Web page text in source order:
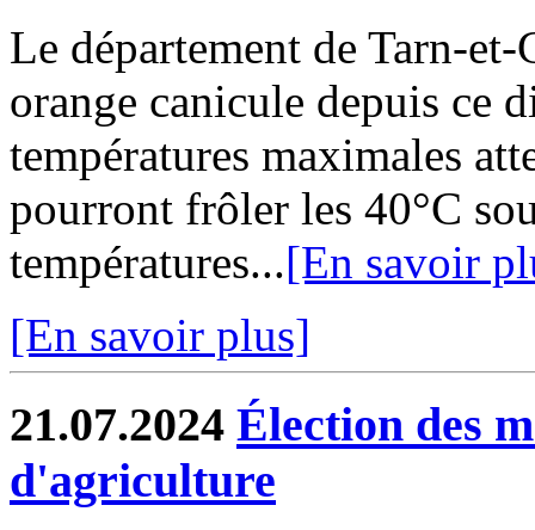
Le département de Tarn-
orange canicule depuis ce
températures maximales
pourront frôler les 40°C
températures...[En savoir
[En savoir plus]
21.07.2024 Élection des
d'agriculture